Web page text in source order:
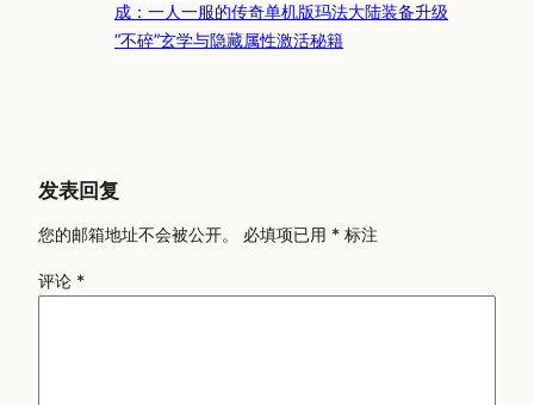
成：一人一服的传奇单机版玛法大陆装备升级
“不碎”玄学与隐藏属性激活秘籍
发表回复
您的邮箱地址不会被公开。 必填项已用 * 标注
评论 *